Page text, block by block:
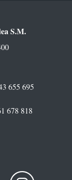
S.M.
655 695
678 818